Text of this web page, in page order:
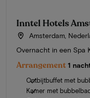
Inntel Hotels
Amsterdam,
Overnacht in een Spa
Arrangement 1
Ontbijtbuffet met
Kamer met